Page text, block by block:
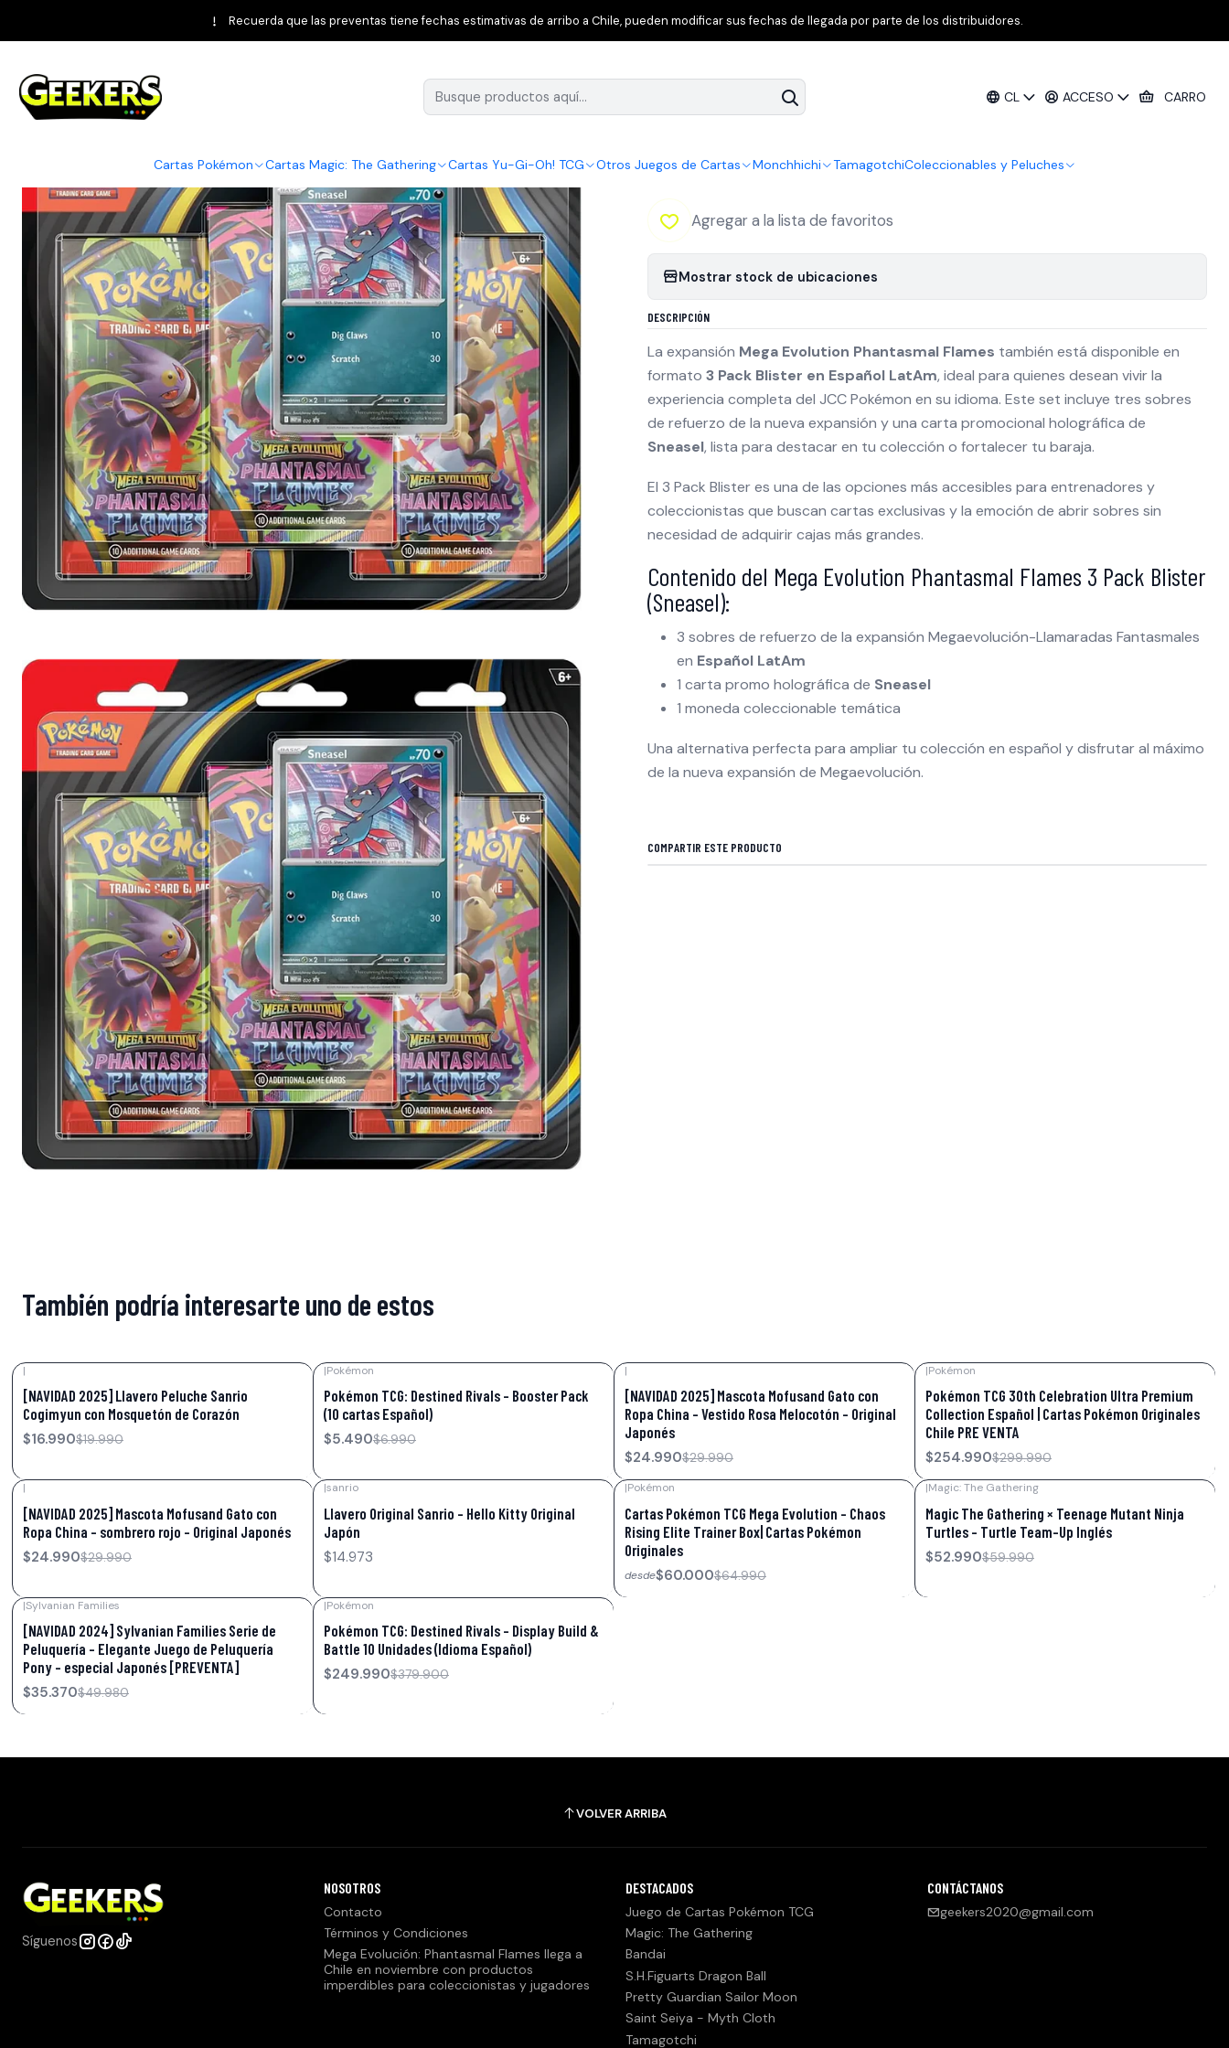
CL ACCESO CARRO
Cartas Pokémon Cartas Magic: The Gathering Cartas Yu-Gi-Oh! TCG Otros Juegos de Cartas Monchhichi TamagotchiColeccionables y Peluches
Recuerda que las preventas tiene fechas estimativas de arribo a Chile, pueden modificar sus fechas de llegada por parte de los distribuidores.
Pokémon TCG Reservas 2025 Reservas Primavera [NAVIDAD 2025] Pokémon TCG: Mega Evolution Phantasmal Flames – 3 Pack Blister – Sneasel Español LatAm
|
[NAVIDAD 2025] Pokémon TCG: Mega Evolution
LatAm
Agregar a la lista de favoritos
Mostrar stock de ubicaciones
DESCRIPCIÓN
La expansión Mega Evolution Phantasmal Flames también está disponible en
formato 3 Pack Blister en Español LatAm, ideal para quienes desean vivir la
experiencia completa del JCC Pokémon en su idioma. Este set incluye tres sobres
de refuerzo de la nueva expansión y una carta promocional holográfica de
Sneasel, lista para destacar en tu colección o fortalecer tu baraja.
El 3 Pack Blister es una de las opciones más accesibles para entrenadores y
coleccionistas que buscan cartas exclusivas y la emoción de abrir sobres sin
necesidad de adquirir cajas más grandes.
Contenido del Mega Evolution Phantasmal Flames 3 Pack Blister
(Sneasel):
3 sobres de refuerzo de la expansión Megaevolución-Llamaradas Fantasmales
en Español LatAm
1 carta promo holográfica de Sneasel
1 moneda coleccionable temática
Una alternativa perfecta para ampliar tu colección en español y disfrutar al máximo
de la nueva expansión de Megaevolución.
COMPARTIR ESTE PRODUCTO
También podría interesarte uno de estos
|
[NAVIDAD 2025] Llavero Peluche Sanrio
Cogimyun con Mosquetón de Corazón
$16.990$19.990
|Pokémon
Pokémon TCG: Destined Rivals – Booster Pack
(10 cartas Español)
$5.490$6.990
|
[NAVIDAD 2025] Mascota Mofusand Gato con
Ropa China – Vestido Rosa Melocotón – Original
Japonés
$24.990$29.990
|Pokémon
Pokémon TCG 30th Celebration Ultra Premium
Collection Español | Cartas Pokémon Originales
Chile PRE VENTA
$254.990$299.990
|
[NAVIDAD 2025] Mascota Mofusand Gato con
Ropa China – sombrero rojo – Original Japonés
$24.990$29.990
|sanrio
Llavero Original Sanrio – Hello Kitty Original
Japón
$14.973
|Pokémon
Cartas Pokémon TCG Mega Evolution – Chaos
Rising Elite Trainer Box| Cartas Pokémon
Originales
desde$60.000$64.990
|Magic: The Gathering
Magic The Gathering × Teenage Mutant Ninja
Turtles – Turtle Team-Up Inglés
$52.990$59.990
|Sylvanian Families
[NAVIDAD 2024] Sylvanian Families Serie de
Peluquería - Elegante Juego de Peluquería
Pony - especial Japonés [PREVENTA]
$35.370$49.980
|Pokémon
Pokémon TCG: Destined Rivals – Display Build &
Battle 10 Unidades (Idioma Español)
$249.990$379.900
VOLVER ARRIBA
Síguenos
NOSOTROS
Contacto
Términos y Condiciones
Mega Evolución: Phantasmal Flames llega a
Chile en noviembre con productos
imperdibles para coleccionistas y jugadores
DESTACADOS
Juego de Cartas Pokémon TCG
Magic: The Gathering
Bandai
S.H.Figuarts Dragon Ball
Pretty Guardian Sailor Moon
Saint Seiya - Myth Cloth
Tamagotchi
CONTÁCTANOS
geekers2020@gmail.com